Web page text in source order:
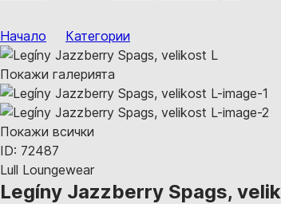
Начало Категории
Покажи галерията
Покажи всички
ID: 72487
Lull Loungewear
Legíny Jazzberry Spags,